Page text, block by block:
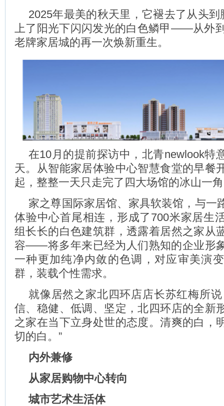
2025年最美的秋天里，它褪去了从头到
上了阳光下闪闪发光的白色鳞甲——从外
老牌家居城的再一次焕新重生。
在10月的提前探访中，北青newlook特
天。从智能家居体验中心智慧食堂的早餐
起，整整一天只走完了四大场馆的冰山一
家之尊国际家居馆、家具软装馆，与一
体验中心首尾相连，形成了700米家居生
组长长的白色建筑群，透露着居然之家从
容——将多年来已经为人们熟知的企业形
一种更加纯净内敛的色调，对应审美演
群，装载个性需求。
就像居然之家北四环店店长苏红梅所
信、稳健、低调、坚定，北四环店的全新
之家在当下立身处世的态度。清爽的白，
切的白。”
内外兼修
从家居购物中心转向
城市艺术生活体